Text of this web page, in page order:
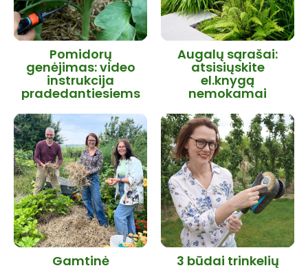
Pomidorų
genėjimas: video
instrukcija
pradedantiesiems
Augalų sąrašai:
atsisiųskite
el.knygą
nemokamai
Gamtinė 3 būdai trinkelių